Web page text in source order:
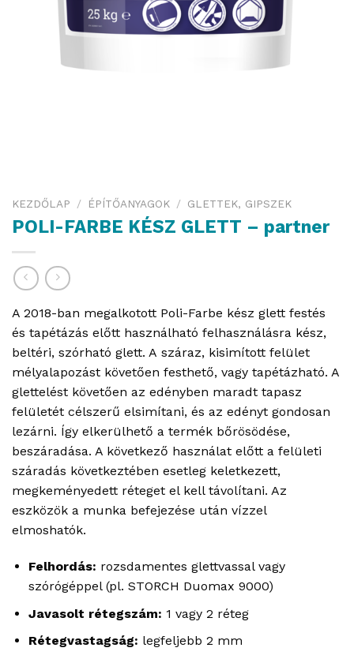
KEZDŐLAP / ÉPÍTŐANYAGOK / GLETTEK, GIPSZEK
POLI-FARBE KÉSZ GLETT – partner
A 2018-ban megalkotott Poli-Farbe kész glett festés
és tapétázás előtt használható felhasználásra kész,
beltéri, szórható glett. A száraz, kisimított felület
mélyalapozást követően festhető, vagy tapétázható. A
glettelést követően az edényben maradt tapasz
felületét célszerű elsimítani, és az edényt gondosan
lezárni. Így elkerülhető a termék bőrösödése,
beszáradása. A következő használat előtt a felületi
száradás következtében esetleg keletkezett,
megkeményedett réteget el kell távolítani. Az
eszközök a munka befejezése után vízzel
elmoshatók.
Felhordás: rozsdamentes glettvassal vagy
szórógéppel (pl. STORCH Duomax 9000)
Javasolt rétegszám: 1 vagy 2 réteg
Rétegvastagság: legfeljebb 2 mm